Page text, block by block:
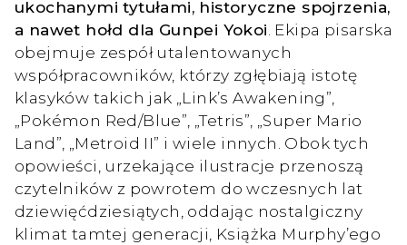
ukochanymi tytułami, historyczne spojrzenia,
a nawet hołd dla Gunpei Yokoi . Ekipa pisarska
obejmuje zespół utalentowanych
współpracowników, którzy zgłębiają istotę
klasyków takich jak „Link’s Awakening”,
„Pokémon Red/Blue”, „Tetris”, „Super Mario
Land”, „Metroid II” i wiele innych. Obok tych
opowieści, urzekające ilustracje przenoszą
czytelników z powrotem do wczesnych lat
dziewięćdziesiątych, oddając nostalgiczny
klimat tamtej generacji, Książka Murphy’ego